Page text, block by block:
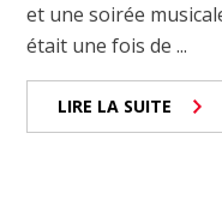
et une soirée
était une fois de ...
LIRE LA SUITE